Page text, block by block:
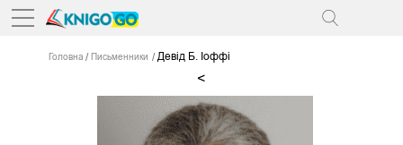
Головна Письменники Девід Б. Іоффі
<